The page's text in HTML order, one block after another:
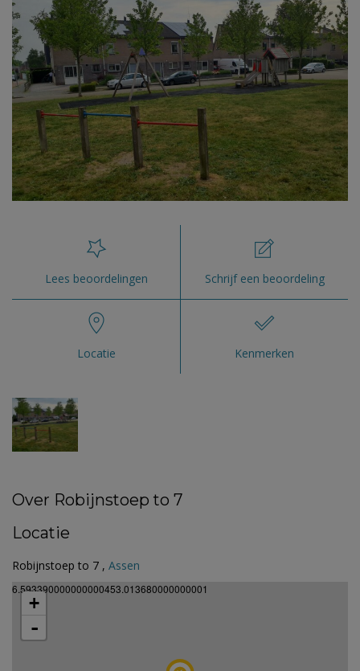
Lees beoordelingen Schrijf een beoordeling
Locatie Kenmerken
Over Robijnstoep to 7
Locatie
Robijnstoep to 7 , Assen
6.593390000000000453.013680000000001
+
-